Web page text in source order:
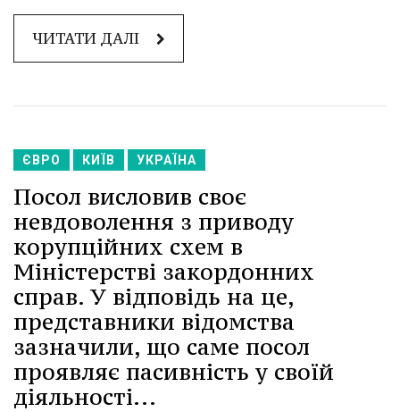
ЧИТАТИ ДАЛІ
ЄВРО КИЇВ УКРАЇНА
Посол висловив своє
невдоволення з приводу
корупційних схем в
Міністерстві закордонних
справ. У відповідь на це,
представники відомства
зазначили, що саме посол
проявляє пасивність у своїй
діяльності...